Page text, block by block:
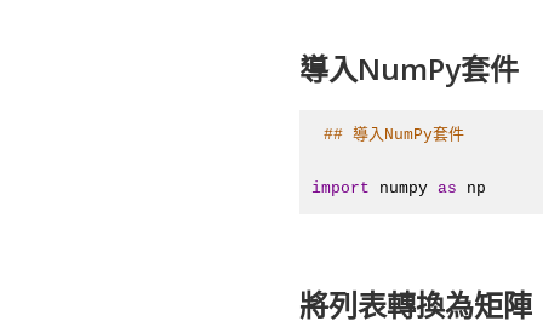
導入NumPy套件
## 導入NumPy套件
import numpy as np
將列表轉換為矩陣